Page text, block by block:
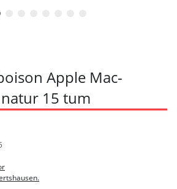
Apple Mac-
15 tum